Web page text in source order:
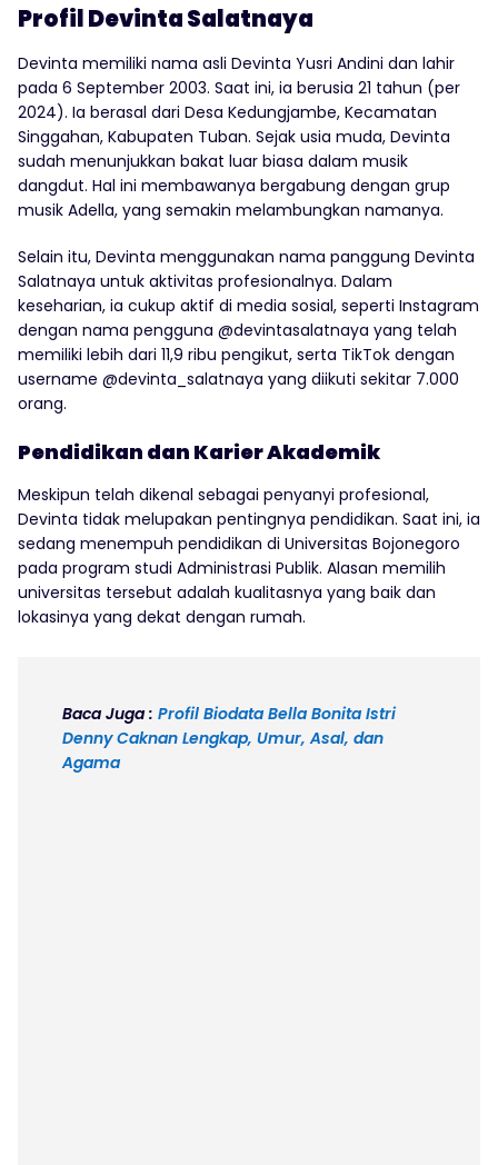
Profil Devinta Salatnaya
Devinta memiliki nama asli Devinta Yusri Andini dan lahir
pada 6 September 2003. Saat ini, ia berusia 21 tahun (per
2024). Ia berasal dari Desa Kedungjambe, Kecamatan
Singgahan, Kabupaten Tuban. Sejak usia muda, Devinta
sudah menunjukkan bakat luar biasa dalam musik
dangdut. Hal ini membawanya bergabung dengan grup
musik Adella, yang semakin melambungkan namanya.
Selain itu, Devinta menggunakan nama panggung Devinta
Salatnaya untuk aktivitas profesionalnya. Dalam
keseharian, ia cukup aktif di media sosial, seperti Instagram
dengan nama pengguna @devintasalatnaya yang telah
memiliki lebih dari 11,9 ribu pengikut, serta TikTok dengan
username @devinta_salatnaya yang diikuti sekitar 7.000
orang.
Pendidikan dan Karier Akademik
Meskipun telah dikenal sebagai penyanyi profesional,
Devinta tidak melupakan pentingnya pendidikan. Saat ini, ia
sedang menempuh pendidikan di Universitas Bojonegoro
pada program studi Administrasi Publik. Alasan memilih
universitas tersebut adalah kualitasnya yang baik dan
lokasinya yang dekat dengan rumah.
Baca Juga : Profil Biodata Bella Bonita Istri
Denny Caknan Lengkap, Umur, Asal, dan
Agama